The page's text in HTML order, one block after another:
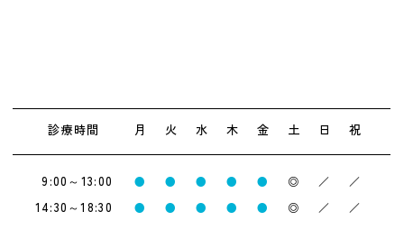
診療時間 月 火 水 木 金 土 日 祝
9:00～13:00 ● ● ● ● ● ◎ ／ ／
14:30～18:30 ● ● ● ● ● ◎ ／ ／